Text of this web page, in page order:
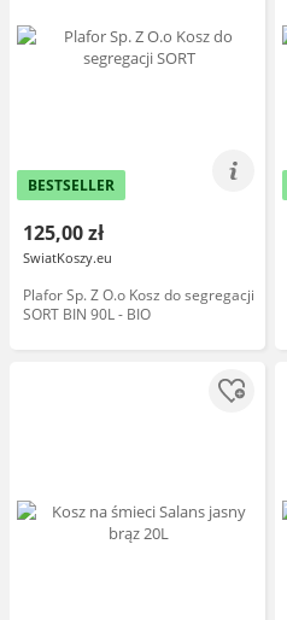
BESTSELLER
125,00 zł
SwiatKoszy.eu
Plafor Sp. Z O.o Kosz do segregacji
SORT BIN 90L - BIO